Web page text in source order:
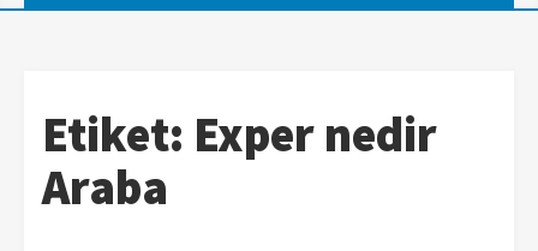
Etiket: Exper nedir
Araba